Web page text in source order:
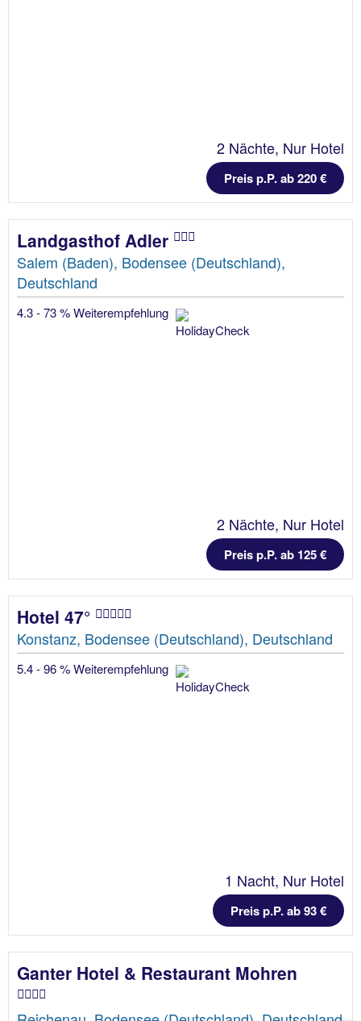
2 Nächte, Nur Hotel
Preis p.P. ab 220 €
Landgasthof Adler
Salem (Baden), Bodensee (Deutschland),
Deutschland
4.3 - 73 % Weiterempfehlung
2 Nächte, Nur Hotel
Preis p.P. ab 125 €
Hotel 47°
Konstanz, Bodensee (Deutschland), Deutschland
5.4 - 96 % Weiterempfehlung
1 Nacht, Nur Hotel
Preis p.P. ab 93 €
Ganter Hotel & Restaurant Mohren